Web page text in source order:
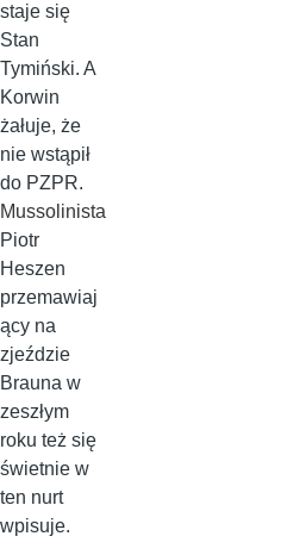
staje się
Stan
Tymiński. A
Korwin
żałuje, że
nie wstąpił
do PZPR.
Mussolinista
Piotr
Heszen
przemawiaj
ący na
zjeździe
Brauna w
zeszłym
roku też się
świetnie w
ten nurt
wpisuje.